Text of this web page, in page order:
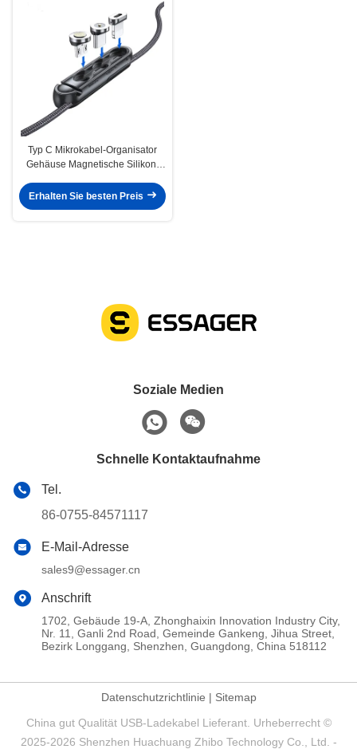
Typ C Mikrokabel-Organisator
Gehäuse Magnetische Silikon-
Erhalten Sie besten Preis
Soziale Medien
Schnelle Kontaktaufnahme
Tel.
86-0755-84571117
E-Mail-Adresse
sales9@essager.cn
Anschrift
1702, Gebäude 19-A, Zhonghaixin Innovation Industry City,
Nr. 11, Ganli 2nd Road, Gemeinde Gankeng, Jihua Street,
Bezirk Longgang, Shenzhen, Guangdong, China 518112
Datenschutzrichtlinie | Sitemap
China gut Qualität USB-Ladekabel Lieferant. Urheberrecht ©
2025-2026 Shenzhen Huachuang Zhibo Technology Co., Ltd. -